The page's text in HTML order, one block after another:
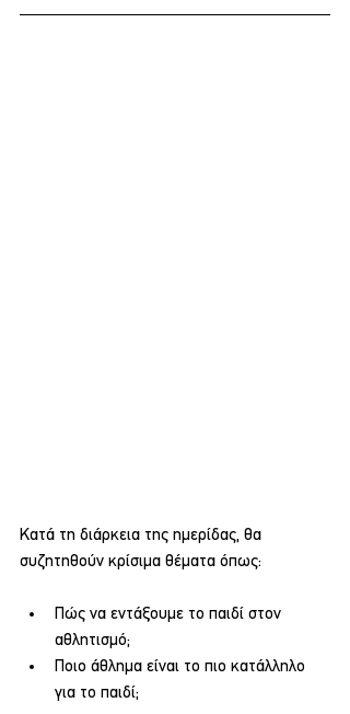
Κατά τη διάρκεια της ημερίδας, θα
συζητηθούν κρίσιμα θέματα όπως:
Πώς να εντάξουμε το παιδί στον
αθλητισμό;
Ποιο άθλημα είναι το πιο κατάλληλο
για το παιδί;